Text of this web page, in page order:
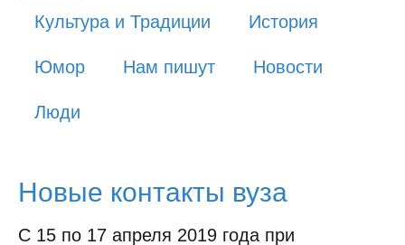
Хроника
Люди
Культура и Традиции История
Юмор Нам пишут Новости
Люди
Новые контакты вуза
С 15 по 17 апреля 2019 года при